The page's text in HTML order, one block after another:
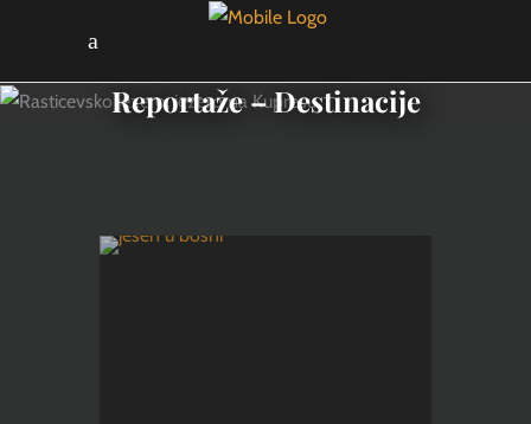
Reportaže – Destinacije